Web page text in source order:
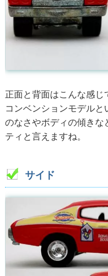
正面と背面はこんな感じ
コンベンションモデル
のなさやボディの傾きな
ティと言えますね。
サイド